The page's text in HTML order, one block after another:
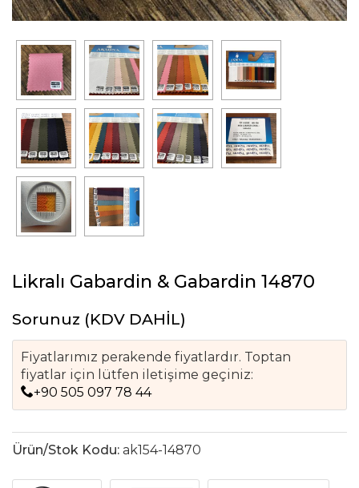
Likralı Gabardin & Gabardin 14870
Sorunuz (KDV DAHİL)
Fiyatlarımız perakende fiyatlardır. Toptan
fiyatlar için lütfen iletişime geçiniz:
+90 505 097 78 44
Ürün/Stok Kodu: ak154-14870